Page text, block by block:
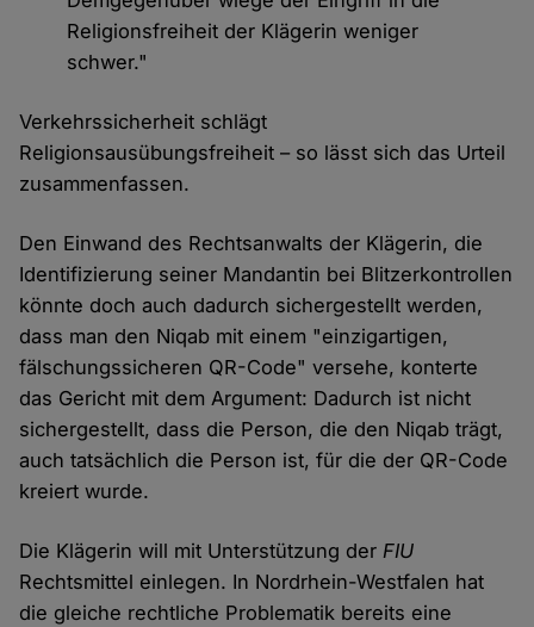
Religionsfreiheit der Klägerin weniger
schwer."
Verkehrssicherheit schlägt
Religionsausübungsfreiheit – so lässt sich das Urteil
zusammenfassen.
Den Einwand des Rechtsanwalts der Klägerin, die
Identifizierung seiner Mandantin bei Blitzerkontrollen
könnte doch auch dadurch sichergestellt werden,
dass man den Niqab mit einem "einzigartigen,
fälschungssicheren QR-Code" versehe, konterte
das Gericht mit dem Argument: Dadurch ist nicht
sichergestellt, dass die Person, die den Niqab trägt,
auch tatsächlich die Person ist, für die der QR-Code
kreiert wurde.
Die Klägerin will mit Unterstützung derFIU
Rechtsmittel einlegen. In Nordrhein-Westfalen hat
die gleiche rechtliche Problematik bereits eine